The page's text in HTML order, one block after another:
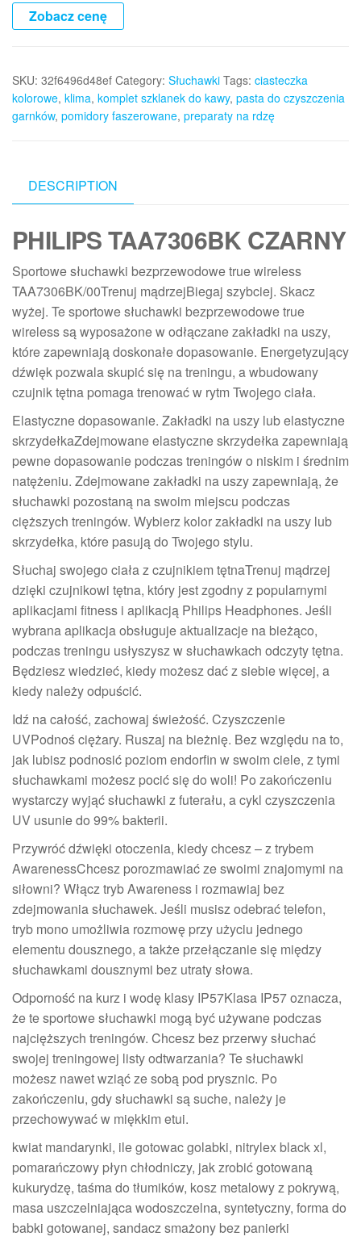
Zobacz cenę
SKU: 32f6496d48ef Category: Słuchawki Tags: ciasteczka
kolorowe, klima, komplet szklanek do kawy, pasta do czyszczenia
garnków, pomidory faszerowane, preparaty na rdzę
DESCRIPTION
PHILIPS TAA7306BK CZARNY
Sportowe słuchawki bezprzewodowe true wireless
TAA7306BK/00Trenuj mądrzejBiegaj szybciej. Skacz
wyżej. Te sportowe słuchawki bezprzewodowe true
wireless są wyposażone w odłączane zakładki na uszy,
które zapewniają doskonałe dopasowanie. Energetyzujący
dźwięk pozwala skupić się na treningu, a wbudowany
czujnik tętna pomaga trenować w rytm Twojego ciała.
Elastyczne dopasowanie. Zakładki na uszy lub elastyczne
skrzydełkaZdejmowane elastyczne skrzydełka zapewniają
pewne dopasowanie podczas treningów o niskim i średnim
natężeniu. Zdejmowane zakładki na uszy zapewniają, że
słuchawki pozostaną na swoim miejscu podczas
cięższych treningów. Wybierz kolor zakładki na uszy lub
skrzydełka, które pasują do Twojego stylu.
Słuchaj swojego ciała z czujnikiem tętnaTrenuj mądrzej
dzięki czujnikowi tętna, który jest zgodny z popularnymi
aplikacjami fitness i aplikacją Philips Headphones. Jeśli
wybrana aplikacja obsługuje aktualizacje na bieżąco,
podczas treningu usłyszysz w słuchawkach odczyty tętna.
Będziesz wiedzieć, kiedy możesz dać z siebie więcej, a
kiedy należy odpuścić.
Idź na całość, zachowaj świeżość. Czyszczenie
UVPodnoś ciężary. Ruszaj na bieżnię. Bez względu na to,
jak lubisz podnosić poziom endorfin w swoim ciele, z tymi
słuchawkami możesz pocić się do woli! Po zakończeniu
wystarczy wyjąć słuchawki z futerału, a cykl czyszczenia
UV usunie do 99% bakterii.
Przywróć dźwięki otoczenia, kiedy chcesz – z trybem
AwarenessChcesz porozmawiać ze swoimi znajomymi na
siłowni? Włącz tryb Awareness i rozmawiaj bez
zdejmowania słuchawek. Jeśli musisz odebrać telefon,
tryb mono umożliwia rozmowę przy użyciu jednego
elementu dousznego, a także przełączanie się między
słuchawkami dousznymi bez utraty słowa.
Odporność na kurz i wodę klasy IP57Klasa IP57 oznacza,
że te sportowe słuchawki mogą być używane podczas
najcięższych treningów. Chcesz bez przerwy słuchać
swojej treningowej listy odtwarzania? Te słuchawki
możesz nawet wziąć ze sobą pod prysznic. Po
zakończeniu, gdy słuchawki są suche, należy je
przechowywać w miękkim etui.
kwiat mandarynki, ile gotowac golabki, nitrylex black xl,
pomarańczowy płyn chłodniczy, jak zrobić gotowaną
kukurydzę, taśma do tłumików, kosz metalowy z pokrywą,
masa uszczelniająca wodoszczelna, syntetyczny, forma do
babki gotowanej, sandacz smażony bez panierki